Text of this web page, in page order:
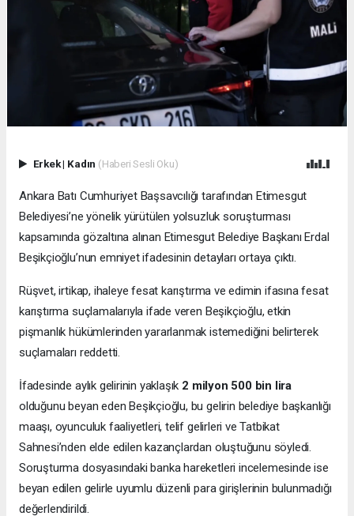
Erkek| Kadın (Haberi Sesli Oku)
Ankara Batı Cumhuriyet Başsavcılığı tarafından Etimesgut
Belediyesi’ne yönelik yürütülen yolsuzluk soruşturması
kapsamında gözaltına alınan Etimesgut Belediye Başkanı Erdal
Beşikçioğlu’nun emniyet ifadesinin detayları ortaya çıktı.
Rüşvet, irtikap, ihaleye fesat karıştırma ve edimin ifasına fesat
karıştırma suçlamalarıyla ifade veren Beşikçioğlu, etkin
pişmanlık hükümlerinden yararlanmak istemediğini belirterek
suçlamaları reddetti.
İfadesinde aylık gelirinin yaklaşık 2 milyon 500 bin lira
olduğunu beyan eden Beşikçioğlu, bu gelirin belediye başkanlığı
maaşı, oyunculuk faaliyetleri, telif gelirleri ve Tatbikat
Sahnesi’nden elde edilen kazançlardan oluştuğunu söyledi.
Soruşturma dosyasındaki banka hareketleri incelemesinde ise
beyan edilen gelirle uyumlu düzenli para girişlerinin bulunmadığı
değerlendirildi.